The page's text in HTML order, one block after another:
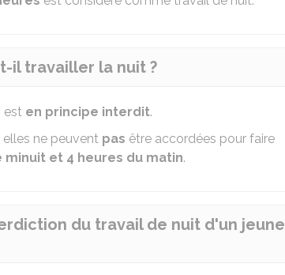
il travailler la nuit ?
est en principe interdit.
elles ne peuvent pas être accordées pour faire
minuit et 4 heures du matin.
du travail de nuit d'un jeune